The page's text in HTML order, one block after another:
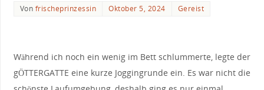
Von frischeprinzessin Oktober 5, 2024 Gereist
Während ich noch ein wenig im Bett schlummerte, legte der
gÖTTERGATTE eine kurze Joggingrunde ein. Es war nicht die